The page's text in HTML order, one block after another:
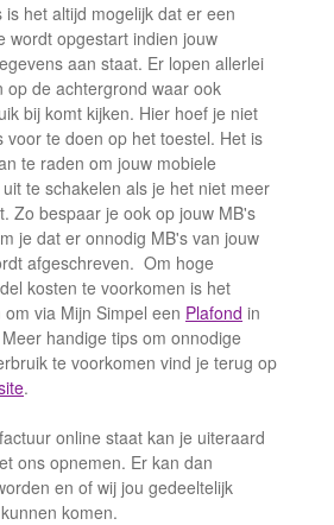
is het altijd mogelijk dat er een
wordt opgestart indien jouw
aan staat. Er lopen allerlei
op de achtergrond waar ook
bij komt kijken. Hier hoef je niet
voor te doen op het toestel. Het is
te raden om jouw mobiele
te schakelen als je het niet meer
Zo bespaar je ook op jouw MB's
je dat er onnodig MB's van jouw
afgeschreven. Om hoge
kosten te voorkomen is het
om via Mijn Simpel een Plafond in
handige tips om onnodige
te voorkomen vind je terug op
.
online staat kan je uiteraard
ons opnemen. Er kan dan
en of wij jou gedeeltelijk
komen.